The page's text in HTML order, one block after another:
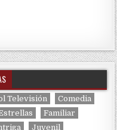
Televisión
Comedia
Familiar
Juvenil